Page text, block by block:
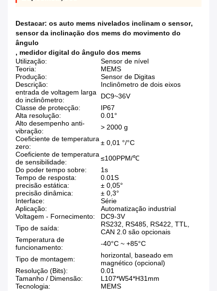
Destacar: os auto mems nivelados inclinam o sensor,
sensor da inclinação dos mems do movimento do
ângulo
, medidor digital do ângulo dos mems
Utilização:
Sensor de nível
Teoria:
MEMS
Produção:
Sensor de Digitas
Descrição:
Inclinômetro de dois eixos
entrada de voltagem larga
do inclinômetro:
DC9~36V
Classe de protecção:
IP67
Alta resolução:
0.01°
Alto desempenho anti-
vibração:
> 2000 g
Coeficiente de temperatura
zero:
± 0,01 °/°C
Coeficiente de temperatura
de sensibilidade:
≤100PPM/℃
Do poder tempo sobre:
1s
Tempo de resposta:
0.01S
precisão estática:
± 0,05°
precisão dinâmica:
± 0,3°
Interface:
Série
Aplicação:
Automatização industrial
Voltagem - Fornecimento:
DC9-3V
Tipo de saída:
RS232, RS485, RS422, TTL,
CAN 2.0 são opcionais
Temperatura de
funcionamento:
-40°C ~ +85°C
Tipo de montagem:
horizontal, baseado em
magnético (opcional)
Resolução (Bits):
0.01
Tamanho / Dimensão:
L107*W54*H31mm
Tecnologia:
MEMS